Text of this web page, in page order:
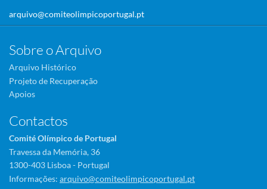
arquivo@comiteolimpicoportugal.pt
Sobre o Arquivo
Arquivo Histórico
Projeto de Recuperação
Apoios
Contactos
Comité Olímpico de Portugal
Travessa da Memória, 36
1300-403 Lisboa - Portugal
Informações: arquivo@comiteolimpicoportugal.pt